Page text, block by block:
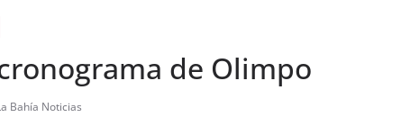
de Olimpo
Bahía Noticias